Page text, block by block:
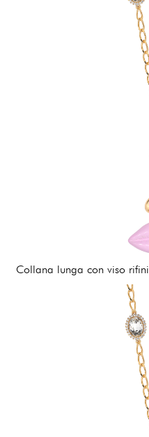
Collana lunga con viso